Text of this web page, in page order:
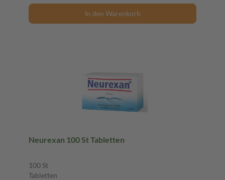
In den Warenkorb
Neurexan 100 St Tabletten
100 St
Tabletten